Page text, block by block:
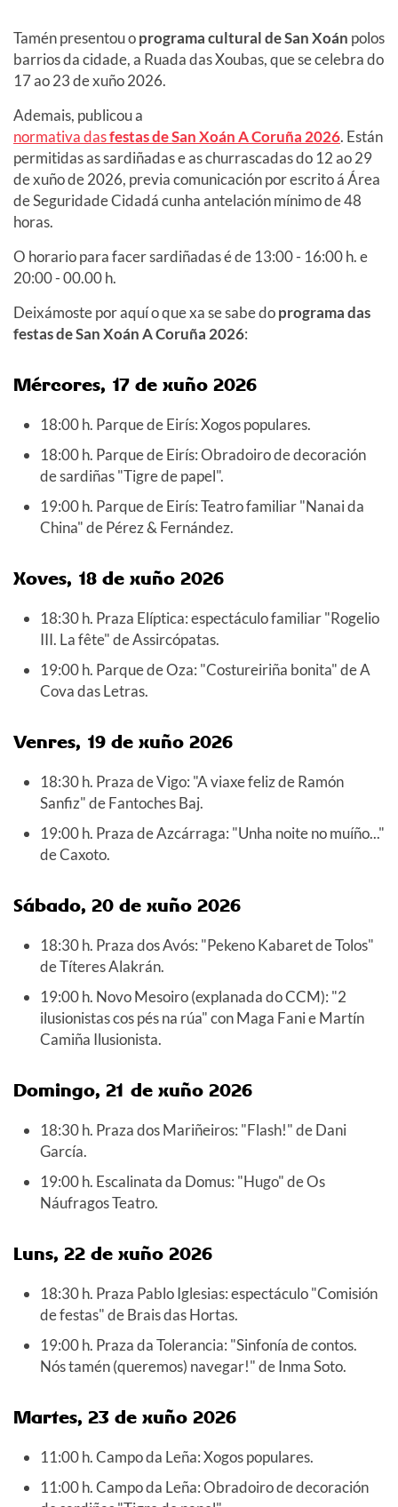
Tamén presentou oprograma cultural de San Xoán polos
barrios da cidade, a Ruada das Xoubas, que se celebra do
17 ao 23 de xuño 2026.
Ademais, publicou a
normativa dasfestas de San Xoán A Coruña 2026. Están
permitidas as sardiñadas e as churrascadas do 12 ao 29
de xuño de 2026, previa comunicación por escrito á Área
de Seguridade Cidadá cunha antelación mínimo de 48
horas.
O horario parafacer sardiñadas éde 13:00 - 16:00 h. e
20:00 - 00.00 h.
Deixámoste por aquí o que xa se sabe doprograma das
festas de San Xoán A Coruña 2026:
Mércores, 17 de xuño 2026
18:00 h. Parque de Eirís: Xogos populares.
18:00 h. Parque de Eirís: Obradoiro de decoración
de sardiñas "Tigre de papel".
19:00 h. Parque de Eirís: Teatro familiar "Nanai da
China" de Pérez & Fernández.
Xoves, 18 de xuño 2026
18:30 h. Praza Elíptica: espectáculo familiar "Rogelio
III. La fête" de Assircópatas.
19:00 h. Parque de Oza: "Costureiriña bonita" de A
Cova das Letras.
Venres, 19 de xuño 2026
18:30 h. Praza de Vigo: "A viaxe feliz de Ramón
Sanfiz" de Fantoches Baj.
19:00 h. Praza de Azcárraga: "Unha noite no muíño..."
de Caxoto.
Sábado, 20 de xuño 2026
18:30 h. Praza dos Avós: "Pekeno Kabaret de Tolos"
de Títeres Alakrán.
19:00 h. Novo Mesoiro (explanada do CCM): "2
ilusionistas cos pés na rúa" con Maga Fani e Martín
Camiña Ilusionista.
Domingo, 21 de xuño 2026
18:30 h. Praza dos Mariñeiros: "Flash!" de Dani
García.
19:00 h. Escalinata da Domus: "Hugo" de Os
Náufragos Teatro.
Luns, 22 de xuño 2026
18:30 h. Praza Pablo Iglesias: espectáculo "Comisión
de festas" de Brais das Hortas.
19:00 h. Praza da Tolerancia: "Sinfonía de contos.
Nós tamén (queremos) navegar!" de Inma Soto.
Martes, 23 de xuño 2026
11:00 h. Campo da Leña: Xogos populares.
11:00 h. Campo da Leña: Obradoiro de decoración